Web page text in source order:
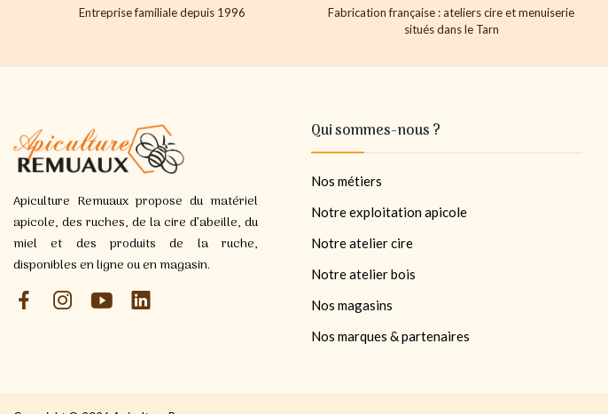
Entreprise familiale depuis 1996
Fabrication française : ateliers cire et menuiserie
situés dans le Tarn
Apiculture Remuaux propose du matériel
apicole, des ruches, de la cire d’abeille, du
miel et des produits de la ruche,
disponibles en ligne ou en magasin.
Qui sommes-nous ?
Nos métiers
Notre exploitation apicole
Notre atelier cire
Notre atelier bois
Nos magasins
Nos marques & partenaires